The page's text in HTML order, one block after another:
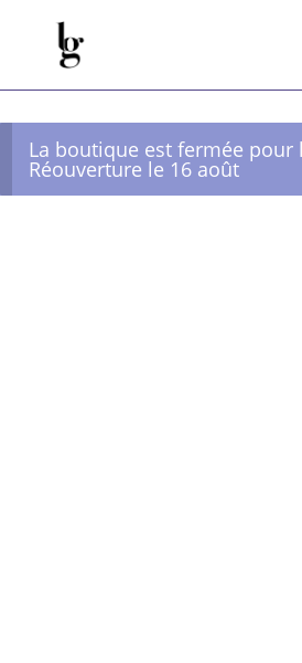
La boutique est fermée pour
Réouverture le 16 août